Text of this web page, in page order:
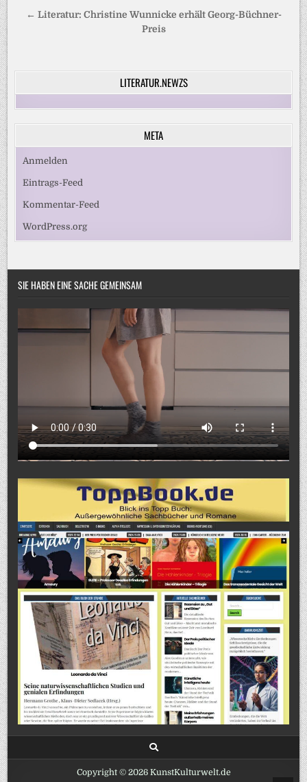
← Literatur: Christine Wunnicke erhält Georg-Büchner-
Preis
LITERATUR.NEWZS
META
Anmelden
Eintrags-Feed
Kommentar-Feed
WordPress.org
SIE HABEN EINE SACHE GEMEINSAM
Copyright © 2026 KunstKulturwelt.de